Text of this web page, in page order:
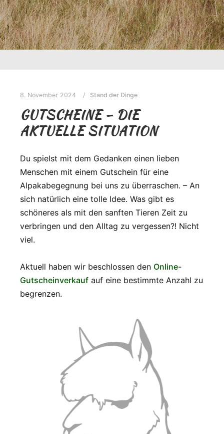
8. November 2024 Stand der Dinge
GUTSCHEINE – DIE
AKTUELLE SITUATION
Du spielst mit dem Gedanken einen lieben
Menschen mit einem Gutschein für eine
Alpakabegegnung bei uns zu überraschen. – An
sich natürlich eine tolle Idee. Was gibt es
schöneres als mit den sanften Tieren Zeit zu
verbringen und den Alltag zu vergessen?! Nicht
viel.
Aktuell haben wir beschlossen den Online-
Gutscheinverkauf auf eine bestimmte Anzahl zu
begrenzen.